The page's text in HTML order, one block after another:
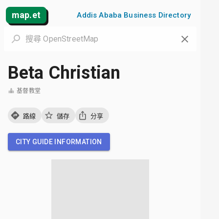
map.et Addis Ababa Business Directory
Beta Christian
基督教堂
路線 儲存 分享
CITY GUIDE INFORMATION